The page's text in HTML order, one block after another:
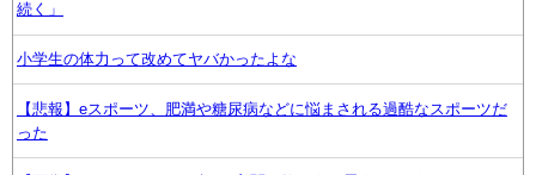
続く」
小学生の体力って改めてヤバかったよな
【悲報】eスポーツ、肥満や糖尿病などに悩まされる過酷なスポーツだ
った